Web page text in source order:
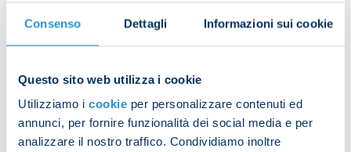
Consenso Dettagli Informazioni sui cookie
Questo sito web utilizza i cookie
Utilizziamo i cookie per personalizzare contenuti ed
annunci, per fornire funzionalità dei social media e per
analizzare il nostro traffico. Condividiamo inoltre
Rondos were on the agenda to begin the on-the-
pitch work.